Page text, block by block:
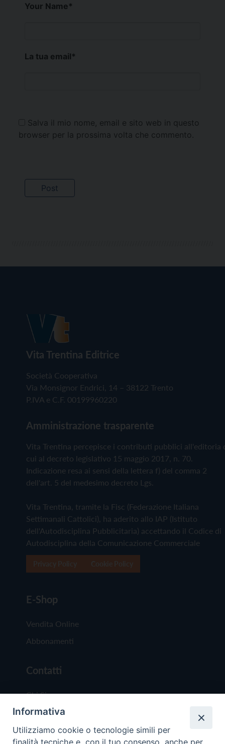
Your Name*
La tua email*
Salva il mio nome, email e sito web in questo
browser per la prossima volta che commento.
Vita Trentina Editrice
Società Cooperativa
Via Monsignor Endrici, 14 – 38122 Trento
P.IVA e C.F. 00199960220
Amministrazione trasparente
Vita Trentina percepisce i contributi pubblici all'editoria
cui al decreto legislativo 15 maggio 2017, n. 70.
Indicazione resa ai sensi della lettera f) del comma 2
dell'art. 5 del medesimo decreto Lgs.
Vita Trentina, tramite la Fisc (Federazione Italiana
Settimanali Cattolici), ha aderito allo IAP (Istituto
dell'Autodisciplina Pubblicitaria) accettando il Codice di
Autodisciplina della Comunicazione Commerciale
E-Shop
Vendita Online
Abbonamenti
Contatti
Chi Siamo
Redazione
Scrivici
Informativa
Utilizziamo cookie o tecnologie simili per